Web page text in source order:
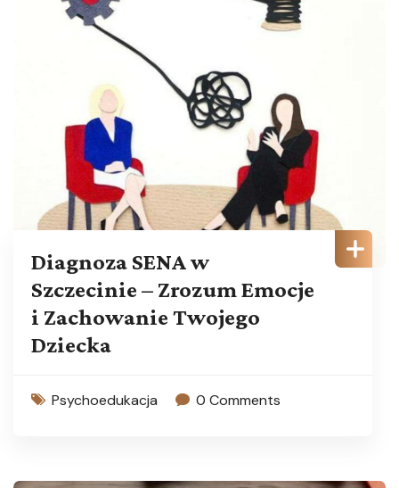
Diagnoza SENA w
Szczecinie – Zrozum Emocje
i Zachowanie Twojego
Dziecka
Psychoedukacja 0 Comments